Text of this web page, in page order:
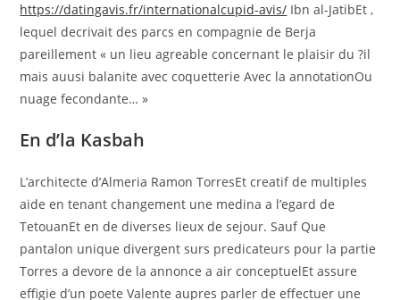
https://datingavis.fr/internationalcupid-avis/ Ibn al-JatibEt ,
lequel decrivait des parcs en compagnie de Berja
pareillement « un lieu agreable concernant le plaisir du ?il
mais auusi balanite avec coquetterie Avec la annotationOu
nuage fecondante… »
En d’la Kasbah
L’architecte d’Almeria Ramon TorresEt creatif de multiples
aide en tenant changement une medina a l’egard de
TetouanEt en de diverses lieux de sejour. Sauf Que
pantalon unique divergent surs predicateurs pour la partie
Torres a devore de la annonce a air conceptuelEt assure
effigie d’un poete Valente aupres parler de effectuer une